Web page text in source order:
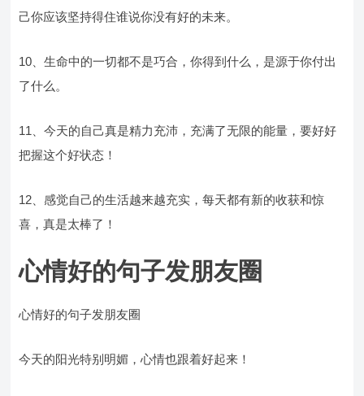
己你应该坚持得住谁说你没有好的未来。
10、生命中的一切都不是巧合，你得到什么，是源于你付出
了什么。
11、今天的自己真是精力充沛，充满了无限的能量，要好好
把握这个好状态！
12、感觉自己的生活越来越充实，每天都有新的收获和惊
喜，真是太棒了！
心情好的句子发朋友圈
心情好的句子发朋友圈
今天的阳光特别明媚，心情也跟着好起来！